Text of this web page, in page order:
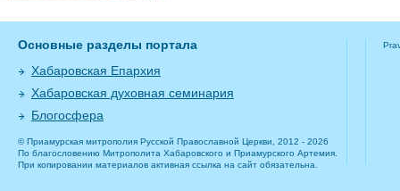
Основные разделы портала
Хабаровская Епархия
Хабаровская духовная семинария
Блогосфера
© Приамурская митрополия Русской Православной Церкви, 2012 - 2026
По благословению Митрополита Хабаровского и Приамурского Артемия.
При копировании материалов активная ссылка на сайт обязательна.